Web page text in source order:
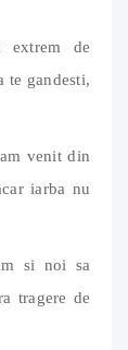
extrem de
te gandesti,
venit din
iarba nu
si noi sa
tragere de